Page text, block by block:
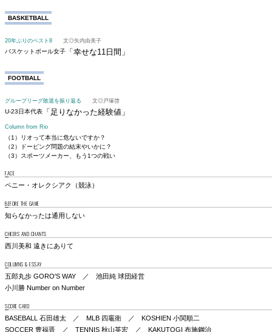
BASKETBALL
20年ぶりのベスト8 文◎矢内由美子
バスケットボール女子 「幸せな11日間」
FOOTBALL
グループリーグ敗退を振り返る 文◎戸塚啓
U-23日本代表 「足りなかった経験値」
Column from Rio
（1）リオって本当に危ないですか？
（2）ドーピング問題の結末やいかに？
（3）スポーツメーカー、もう1つの戦い
FACE
ペニー・オレクシアク（競泳）
BEFORE THE GAME
知らなかったは通用しない
CHEERS AND CHANTS
西川美和 遠きにありて
COLUMNS & ESSAY
五郎丸歩 GORO'S WAY ／ 池田純 球団経営
小川勝 Number on Number
SCORE CARD
BASEBALL 石田雄太 ／ MLB 四竈衛 ／ KOSHIEN 小関順二
SOCCER 豊福晋 ／ TENNIS 秋山英宏 ／ KAKUTOGI 布施鋼治